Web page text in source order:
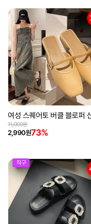
여성 스퀘어토 버클 블로퍼
2,990원73%
11,000원
직구